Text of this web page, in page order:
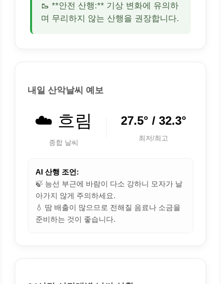
🥾 **안전 산행:** 기상 변화에 유의하
며 무리하지 않는 산행을 권장합니다.
내일 산악날씨 예보
☁️ 흐림
종합 날씨
27.5° / 32.3°
최저/최고
AI 산행 조언:
🍃 능선 부근에 바람이 다소 강하니 모자가 날
아가지 않게 주의하세요.
💧 땀 배출이 많으므로 전해질 음료나 소금을
준비하는 것이 좋습니다.